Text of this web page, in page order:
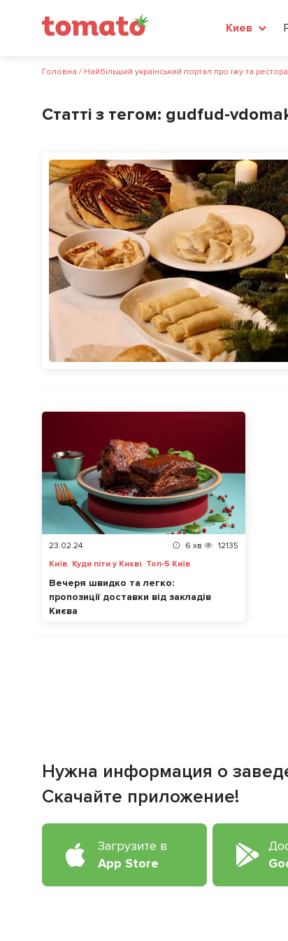
Киев
Головна / Найбільший український портал про їжу та
Статті з тегом: gudfud-
23.02.24 6 хв
12135
Київ, Куди піти у Києві, Топ-5 Київ
Вечеря швидко та легко:
пропозиції доставки від закладів
Києва
Нужна информация о
Скачайте приложение!
Загрузите в
App Store